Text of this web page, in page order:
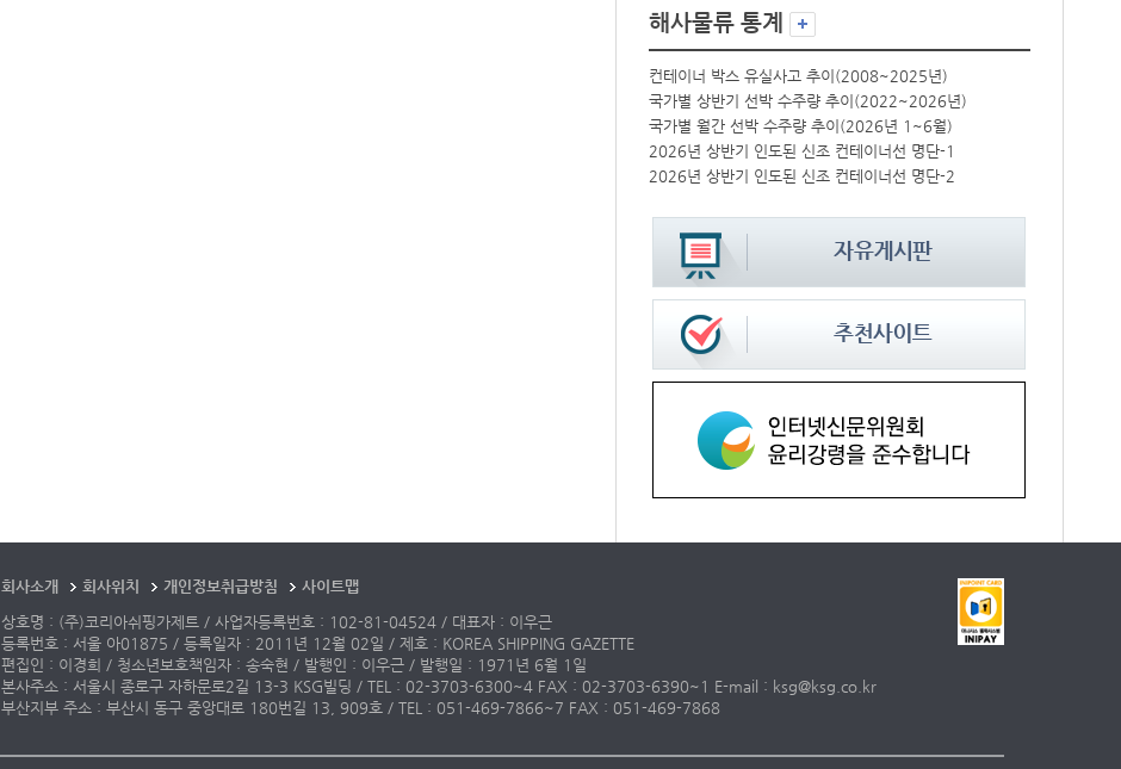
해사물류 통계
컨테이너 박스 유실사고 추이(2008~2025년)
국가별 상반기 선박 수주량 추이(2022~2026년)
국가별 월간 선박 수주량 추이(2026년 1~6월)
2026년 상반기 인도된 신조 컨테이너선 명단-1
2026년 상반기 인도된 신조 컨테이너선 명단-2
회사소개 회사위치 개인정보취급방침
사이트맵
상호명 : (주)코리아쉬핑가제트 / 사업자등록번호 : 102-81-04524 / 대표자 : 이우근
등록번호 : 서울 아01875 / 등록일자 : 2011년 12월 02일 / 제호 : KOREA SHIPPING GAZETTE
편집인 : 이경희 / 청소년보호책임자 : 송숙현 / 발행인 : 이우근 / 발행일 : 1971년 6월 1일
본사주소 : 서울시 종로구 자하문로2길 13-3 KSG빌딩 / TEL : 02-3703-6300~4 FAX : 02-3703-6390~1 E-mail : ksg@ksg.co.kr
부산지부 주소 : 부산시 동구 중앙대로 180번길 13, 909호 / TEL : 051-469-7866~7 FAX : 051-469-7868